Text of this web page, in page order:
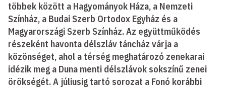
többek között a Hagyományok Háza, a Nemzeti
Színház, a Budai Szerb Ortodox Egyház és a
Magyarországi Szerb Színház. Az együttműködés
részeként havonta délszláv táncház várja a
közönséget, ahol a térség meghatározó zenekarai
idézik meg a Duna menti délszlávok sokszínű zenei
örökségét. A júliusig tartó sorozat a Fonó korábbi